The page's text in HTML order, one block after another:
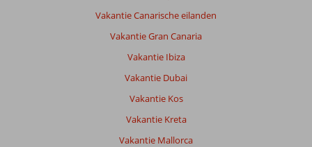
Vakantie Canarische eilanden
Vakantie Gran Canaria
Vakantie Ibiza
Vakantie Dubai
Vakantie Kos
Vakantie Kreta
Vakantie Mallorca